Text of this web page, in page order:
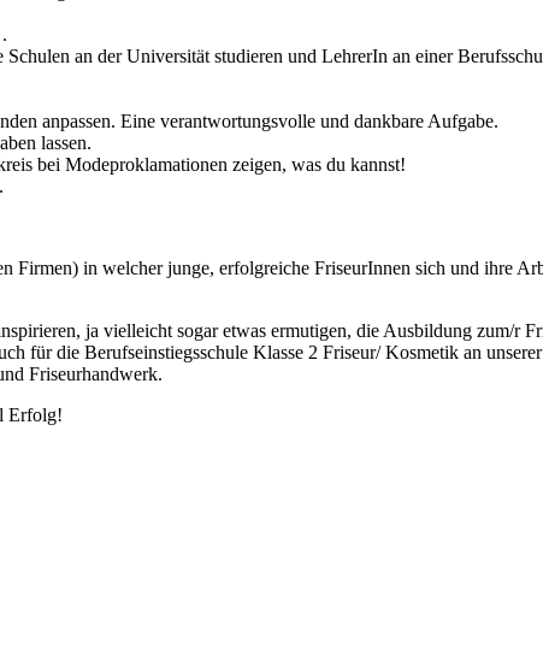
an der Universität studieren und LehrerIn an einer
anpassen. Eine verantwortungsvolle und dankbare Aufgabe.
lassen.
bei Modeproklamationen zeigen, was du kannst!
in welcher junge, erfolgreiche FriseurInnen sich und ihre
ja vielleicht sogar etwas ermutigen, die Ausbildung zum/r
für die Berufseinstiegsschule Klasse 2 Friseur/ Kosmetik an
Friseurhandwerk.
Erfolg!